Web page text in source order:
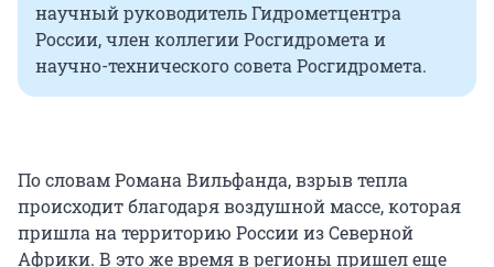
научный руководитель Гидрометцентра
России, член коллегии Росгидромета и
научно-технического совета Росгидромета.
По словам Романа Вильфанда, взрыв тепла
происходит благодаря воздушной массе, которая
пришла на территорию России из Северной
Африки. В это же время в регионы пришел еще